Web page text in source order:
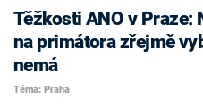
Těžkosti ANO v Praze:
na primátora zřejmě
nemá
Téma: Praha